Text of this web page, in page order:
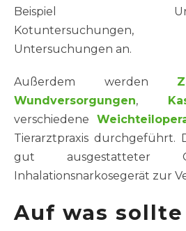
Beispiel
Kotuntersuchungen,
Untersuchungen an.
Außerdem werden
Wundversorgungen,
verschiedene
Tierarztpraxis durchgeführt.
gut ausgestatteter
Inhalationsnarkosegerät zur
Auf was